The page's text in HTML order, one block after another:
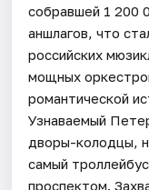
собравшей 1 200
аншлагов, что
российских
мощных
романтической
Узнаваемый
дворы-колодцы,
самый
проспектом.